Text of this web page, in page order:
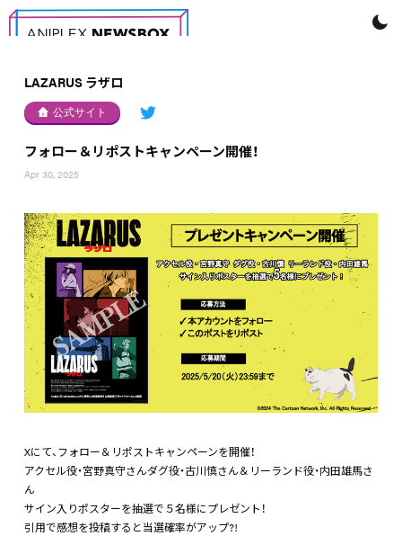
LAZARUS ラザロ
公式サイト
フォロー＆リポストキャンペーン開催！
Apr 30, 2025
Xにて、フォロー＆リポストキャンペーンを開催！
アクセル役・宮野真守さんダグ役・古川慎さん＆リーランド役・内田雄馬さ
ん
サイン入りポスターを抽選で５名様にプレゼント！
引用で感想を投稿すると当選確率がアップ?!